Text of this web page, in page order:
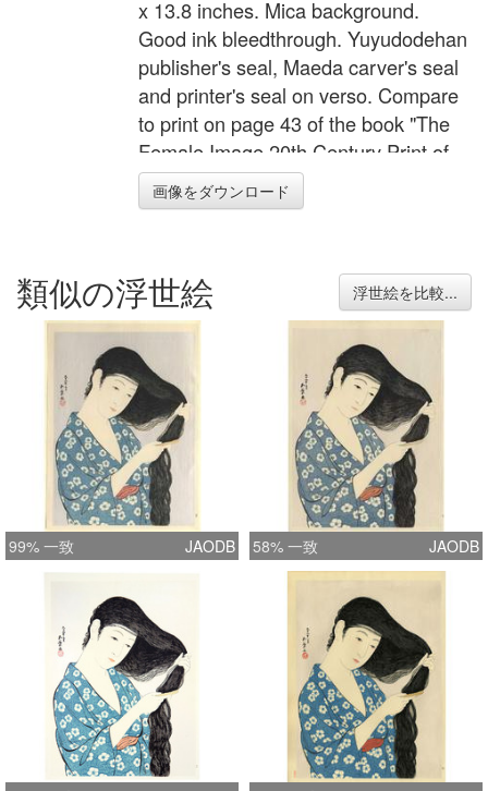
x 13.8 inches. Mica background.
Good ink bleedthrough. Yuyudodehan
publisher's seal, Maeda carver's seal
and printer's seal on verso. Compare
to print on page 43 of the book "The
Female Image 20th Century Print of
Japanese Beauties". Original
presentation folio included.
画像をダウンロード
類似の浮世絵 浮世絵を比較...
99% 一致 JAODB 58% 一致 JAODB